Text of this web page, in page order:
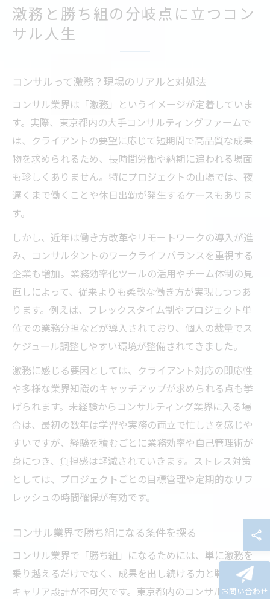
激務と勝ち組の分岐点に立つコン
サル人生
コンサルって激務？現場のリアルと対処法
コンサル業界は「激務」というイメージが定着していま
す。実際、東京都内の大手コンサルティングファームで
は、クライアントの要望に応じて短期間で高品質な成果
物を求められるため、長時間労働や納期に追われる場面
も珍しくありません。特にプロジェクトの山場では、夜
遅くまで働くことや休日出勤が発生するケースもありま
す。
しかし、近年は働き方改革やリモートワークの導入が進
み、コンサルタントのワークライフバランスを重視する
企業も増加。業務効率化ツールの活用やチーム体制の見
直しによって、従来よりも柔軟な働き方が実現しつつあ
ります。例えば、フレックスタイム制やプロジェクト単
位での業務分担などが導入されており、個人の裁量でス
ケジュール調整しやすい環境が整備されてきました。
激務に感じる要因としては、クライアント対応の即応性
や多様な業界知識のキャッチアップが求められる点も挙
げられます。未経験からコンサルティング業界に入る場
合は、最初の数年は学習や実務の両立で忙しさを感じや
すいですが、経験を積むごとに業務効率や自己管理術が
身につき、負担感は軽減されていきます。ストレス対策
としては、プロジェクトごとの目標管理や定期的なリフ
レッシュの時間確保が有効です。
コンサル業界で勝ち組になる条件を探る
コンサル業界で「勝ち組」になるためには、単に激務を
乗り越えるだけでなく、成果を出し続ける力と戦略的な
キャリア設計が不可欠です。東京都内のコンサルティン
お問い合わせ